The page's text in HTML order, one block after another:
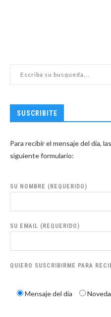
SUSCRIBITE
Para recibir el mensaje del día,
siguiente formulario:
SU NOMBRE (REQUERIDO)
SU EMAIL (REQUERIDO)
QUIERO SUSCRIBIRME PARA
Mensaje del día